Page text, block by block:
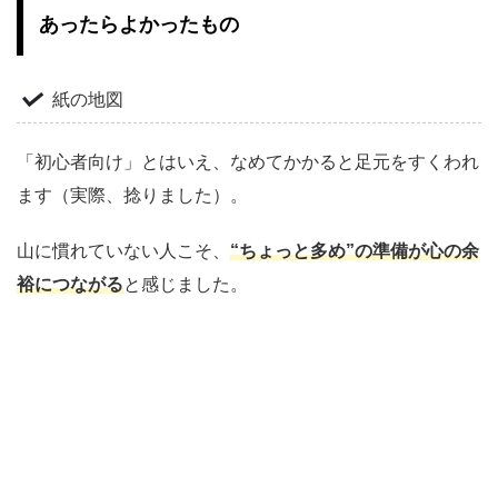
あったらよかったもの
紙の地図
「初心者向け」とはいえ、なめてかかると足元をすくわれ
ます（実際、捻りました）。
山に慣れていない人こそ、 “ちょっと多め”の準備が心の余
裕につながると感じました。